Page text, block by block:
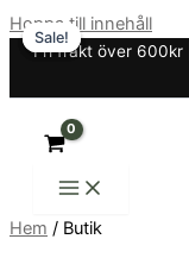
Hoppa till innehåll
Fri frakt över 600kr
Hem / Butik
Sale!
Sale!
Sale!